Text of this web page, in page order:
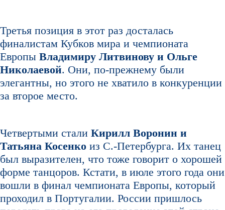
Третья позиция в этот раз досталась
финалистам Кубков мира и чемпионата
Европы Владимиру Литвинову и Ольге
Николаевой. Они, по-прежнему были
элегантны, но этого не хватило в конкуренции
за второе место.
Четвертыми стали Кирилл Воронин и
Татьяна Косенко из С.-Петербурга. Их танец
был выразителен, что тоже говорит о хорошей
форме танцоров. Кстати, в июле этого года они
вошли в финал чемпионата Европы, который
проходил в Португалии. России пришлось